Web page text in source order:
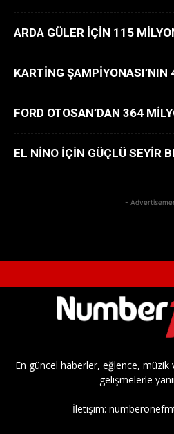
ARDA GÜLER İÇİN 115
KARTİNG
FORD OTOSAN’DAN 364
EL NİNO İÇİN GÜÇLÜ SEYİR
-
En güncel haberler, eğlence, müzik
gelişmelerle
İletişim: